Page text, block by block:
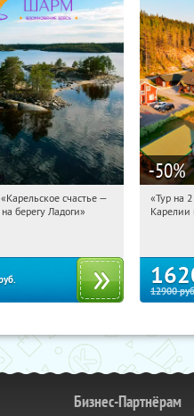
Купили:39
счастье —
берегу Ладоги»
-50%
«Тур на
Карелии
12900
Бизнес-Партнёрам